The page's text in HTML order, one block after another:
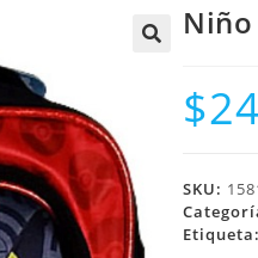
$
SKU:
Etiqueta: